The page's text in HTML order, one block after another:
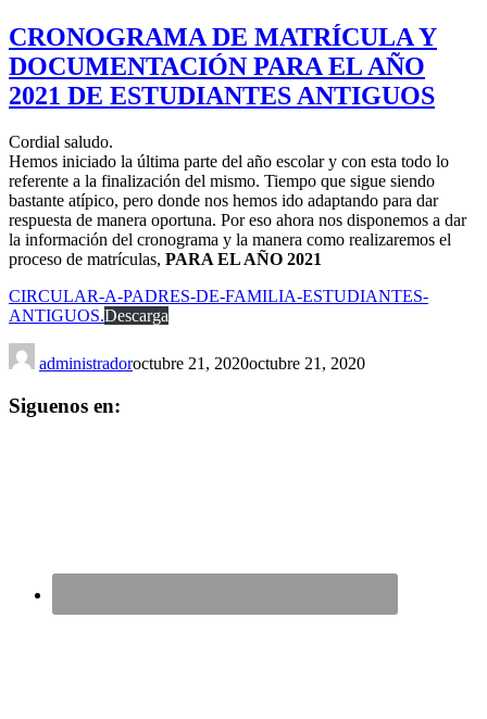
CRONOGRAMA DE MATRÍCULA Y
DOCUMENTACIÓN PARA EL AÑO
2021 DE ESTUDIANTES ANTIGUOS
Cordial saludo.
Hemos iniciado la última parte del año escolar y con esta todo lo
referente a la finalización del mismo. Tiempo que sigue siendo
bastante atípico, pero donde nos hemos ido adaptando para dar
respuesta de manera oportuna. Por eso ahora nos disponemos a dar
la información del cronograma y la manera como realizaremos el
proceso de matrículas, PARA EL AÑO 2021
CIRCULAR-A-PADRES-DE-FAMILIA-ESTUDIANTES-
ANTIGUOS.Descarga
administradoroctubre 21, 2020octubre 21, 2020
Siguenos en: